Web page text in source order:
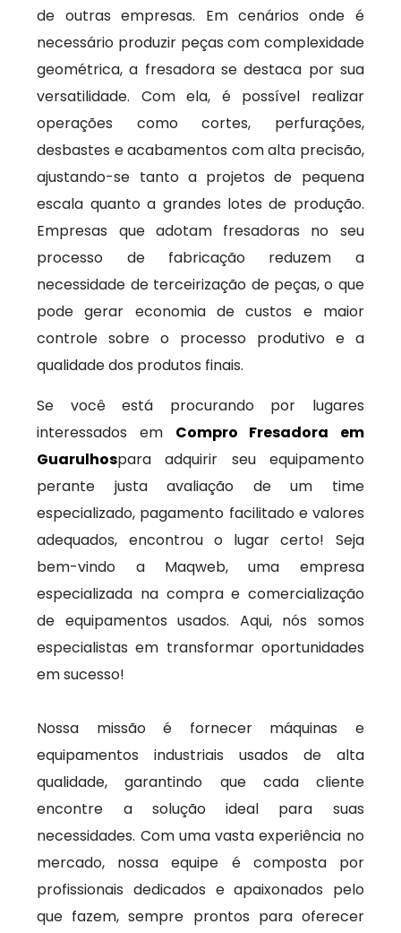
de outras empresas. Em cenários onde é
necessário produzir peças com complexidade
geométrica, a fresadora se destaca por sua
versatilidade. Com ela, é possível realizar
operações como cortes, perfurações,
desbastes e acabamentos com alta precisão,
ajustando-se tanto a projetos de pequena
escala quanto a grandes lotes de produção.
Empresas que adotam fresadoras no seu
processo de fabricação reduzem a
necessidade de terceirização de peças, o que
pode gerar economia de custos e maior
controle sobre o processo produtivo e a
qualidade dos produtos finais.
Se você está procurando por lugares
interessados em Compro Fresadora em
Guarulhospara adquirir seu equipamento
perante justa avaliação de um time
especializado, pagamento facilitado e valores
adequados, encontrou o lugar certo! Seja
bem-vindo a Maqweb, uma empresa
especializada na compra e comercialização
de equipamentos usados. Aqui, nós somos
especialistas em transformar oportunidades
em sucesso!
Nossa missão é fornecer máquinas e
equipamentos industriais usados de alta
qualidade, garantindo que cada cliente
encontre a solução ideal para suas
necessidades. Com uma vasta experiência no
mercado, nossa equipe é composta por
profissionais dedicados e apaixonados pelo
que fazem, sempre prontos para oferecer